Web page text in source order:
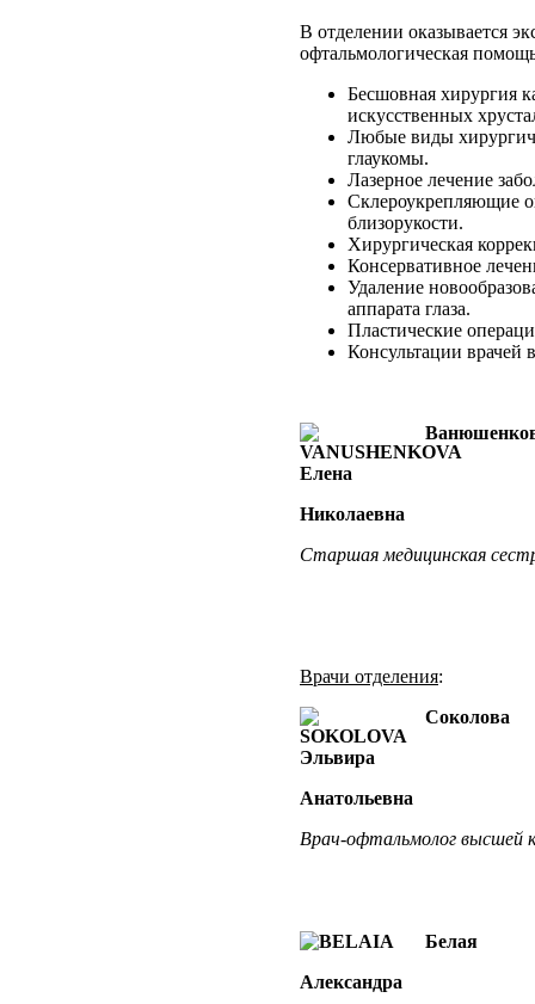
В отделении оказывается
офтальмологическая
Бесшовная хирургия
искусственных
Любые виды
глаукомы.
Лазерное лечение
Склероукрепляющие
близорукости.
Хирургическая
Консервативное
Удаление
аппарата глаза.
Пластические
Консультации врачей
Елена
Николаевна
Старшая медицинская
Врачи отделения:
Соколова
Эльвира
Анатольевна
Врач-офтальмолог высшей
Белая
Александра